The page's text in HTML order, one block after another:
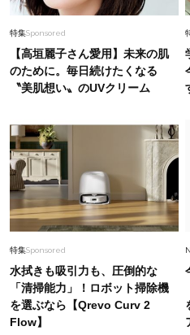
特集Sponsored
【高垣麗子さん愛用】未来の肌
のために。毎日続けたくなる
〝美肌想い〟のUVクリーム
特集Sponsored
水拭きも吸引力も、圧倒的な
「清掃能力」！ロボット掃除機
を選ぶなら【Qrevo Curv 2
Flow】